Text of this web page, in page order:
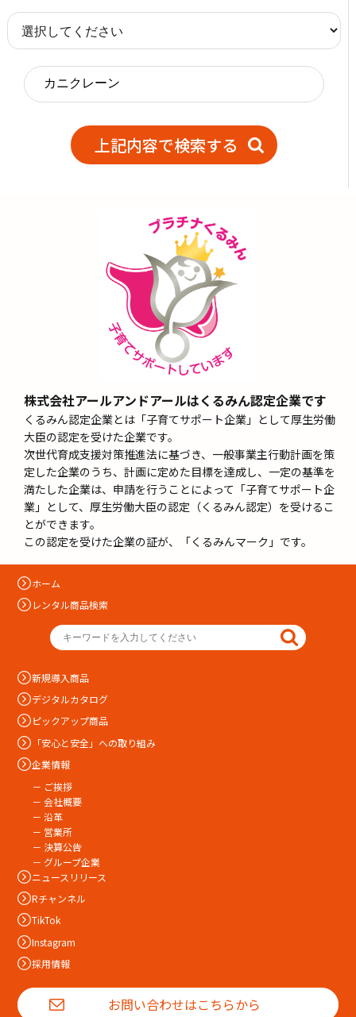
株式会社アールアンドアールはくるみん認定企業です
くるみん認定企業とは「子育てサポート企業」として厚生労働
大臣の認定を受けた企業です。
次世代育成支援対策推進法に基づき、一般事業主行動計画を策
定した企業のうち、計画に定めた目標を達成し、一定の基準を
満たした企業は、申請を行うことによって「子育てサポート企
業」として、厚生労働大臣の認定（くるみん認定）を受けるこ
とができます。
この認定を受けた企業の証が、「くるみんマーク」です。
ホーム
レンタル商品検索
新規導入商品
デジタルカタログ
ピックアップ商品
「安心と安全」への取り組み
企業情報
－ ご挨拶
－ 会社概要
－ 沿革
－ 営業所
－ 決算公告
－ グループ企業
ニュースリリース
Rチャンネル
TikTok
Instagram
採用情報
お問い合わせはこちらから